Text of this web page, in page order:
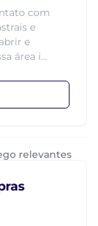
com
e
e
área i...
relevantes